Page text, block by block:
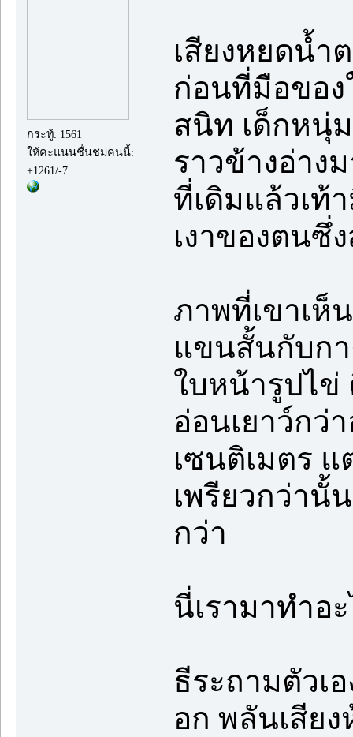
กระทู้: 1561
ให้คะแนนชื่นชมคนนี้:
+1261/-7
เสียงหยดน้ำ
ก่อนที่มือขอ
สนิท เด็กหนุ่
ราวข้างอ่าง
ที่เดิมแล้วเท้
เงาของตนซึ่
ภาพที่เขาเห็
แขนสั้นกับกา
ใบหน้ารูปไข่
อ่อนเยาว์กว่
เซนติเมตร
เพรียวกว่านั้
กว่า
นี่เรามาทำอ
ธีระถามตัว
อก พลันเสีย